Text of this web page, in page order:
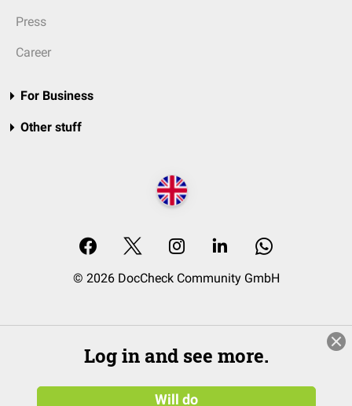
Press
Career
For Business
Other stuff
© 2026 DocCheck Community GmbH
Log in and see more.
Will do